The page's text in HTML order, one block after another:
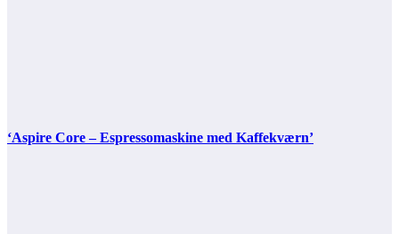
‘Aspire Core – Espressomaskine med Kaffekværn’